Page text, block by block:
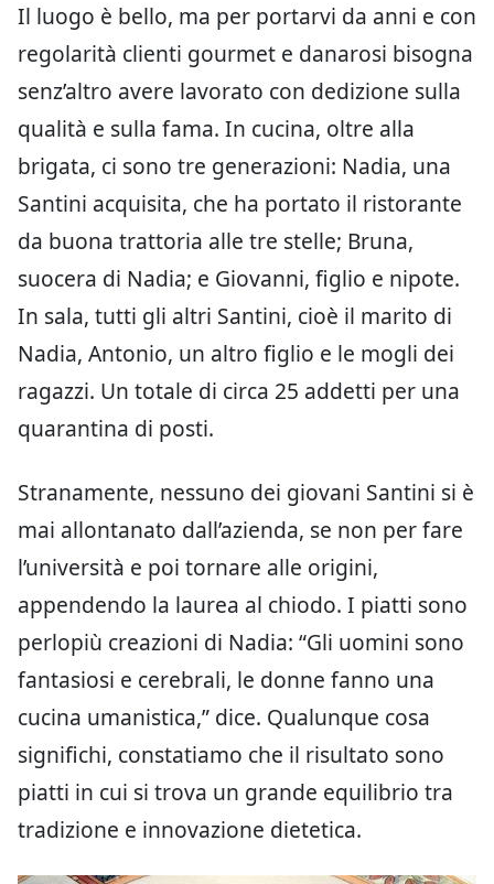
Il luogo è bello, ma per portarvi da anni e con
regolarità clienti gourmet e danarosi bisogna
senz’altro avere lavorato con dedizione sulla
qualità e sulla fama. In cucina, oltre alla
brigata, ci sono tre generazioni: Nadia, una
Santini acquisita, che ha portato il ristorante
da buona trattoria alle tre stelle; Bruna,
suocera di Nadia; e Giovanni, figlio e nipote.
In sala, tutti gli altri Santini, cioè il marito di
Nadia, Antonio, un altro figlio e le mogli dei
ragazzi. Un totale di circa 25 addetti per una
quarantina di posti.
Stranamente, nessuno dei giovani Santini si è
mai allontanato dall’azienda, se non per fare
l’università e poi tornare alle origini,
appendendo la laurea al chiodo. I piatti sono
perlopiù creazioni di Nadia: “Gli uomini sono
fantasiosi e cerebrali, le donne fanno una
cucina umanistica,” dice. Qualunque cosa
significhi, constatiamo che il risultato sono
piatti in cui si trova un grande equilibrio tra
tradizione e innovazione dietetica.